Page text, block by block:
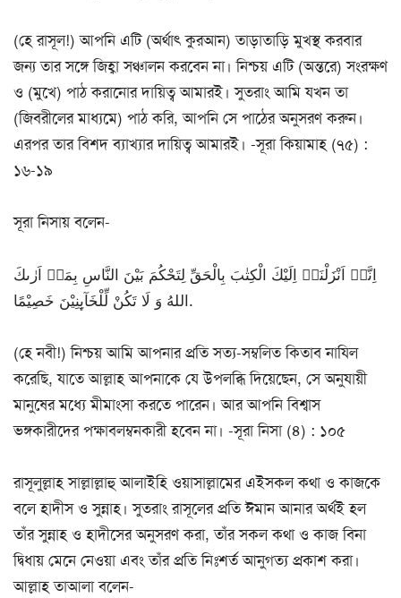
(হে রাসূল!) আপনি এটি (অর্থাৎ কুরআন) তাড়াতাড়ি মুখস্থ করবার
জন্য তার সঙ্গে জিহ্বা সঞ্চালন করবেন না। নিশ্চয় এটি (অন্তরে) সংরক্ষণ
ও (মুখে) পাঠ করানোর দায়িত্ব আমারই। সুতরাং আমি যখন তা
(জিবরীলের মাধ্যমে) পাঠ করি, আপনি সে পাঠের অনুসরণ করুন।
এরপর তার বিশদ ব্যাখ্যার দায়িত্ব আমারই। -সূরা কিয়ামাহ (৭৫) :
১৬-১৯
সূরা নিসায় বলেন-
اِنَّاۤ اَنْزَلْنَاۤ اِلَیْكَ الْكِتٰبَ بِالْحَقِّ لِتَحْكُمَ بَیْنَ النَّاسِ بِمَاۤ اَرٰىكَ
اللهُ وَ لَا تَكُنْ لِّلْخَآىِٕنِیْنَ خَصِیْمًا.
(হে নবী!) নিশ্চয় আমি আপনার প্রতি সত্য-সম্বলিত কিতাব নাযিল
করেছি, যাতে আল্লাহ আপনাকে যে উপলব্ধি দিয়েছেন, সে অনুযায়ী
মানুষের মধ্যে মীমাংসা করতে পারেন। আর আপনি বিশ্বাস
ভঙ্গকারীদের পক্ষাবলম্বনকারী হবেন না। -সূরা নিসা (৪) : ১০৫
রাসূলুল্লাহ সাল্লাল্লাহু আলাইহি ওয়াসাল্লামের এইসকল কথা ও কাজকে
বলে হাদীস ও সুন্নাহ। সুতরাং রাসূলের প্রতি ঈমান আনার অর্থই হল
তাঁর সুন্নাহ ও হাদীসের অনুসরণ করা, তাঁর সকল কথা ও কাজ বিনা
দ্বিধায় মেনে নেওয়া এবং তাঁর প্রতি নিঃশর্ত আনুগত্য প্রকাশ করা।
আল্লাহ তাআলা বলেন-